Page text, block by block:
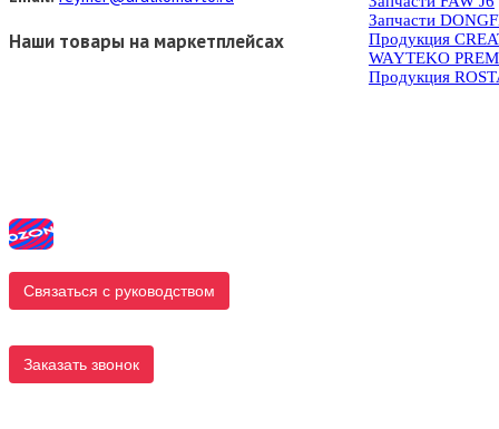
Наши товары на маркетплейсах
Связаться с руководством
Заказать звонок
Запчасти
Продукция
WAYTEKO
Продукция